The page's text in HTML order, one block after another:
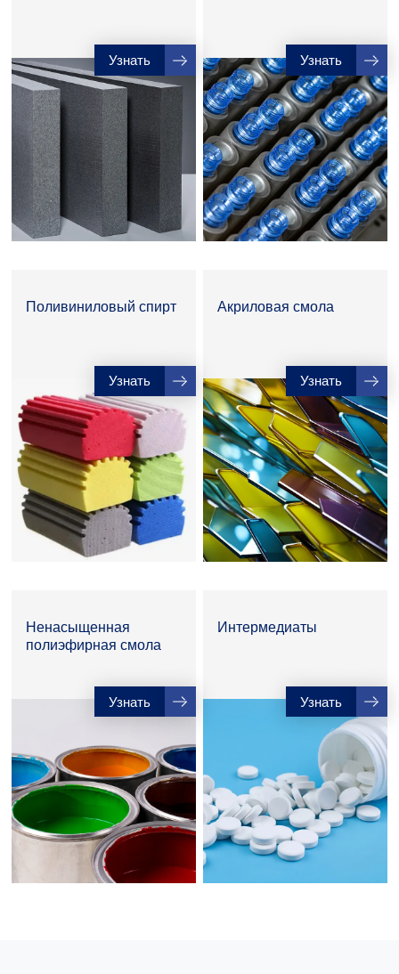
Узнать Узнать
Поливиниловый спирт
Узнать
Акриловая смола
Узнать
Ненасыщенная
полиэфирная смола
Узнать
Интермедиаты
Узнать